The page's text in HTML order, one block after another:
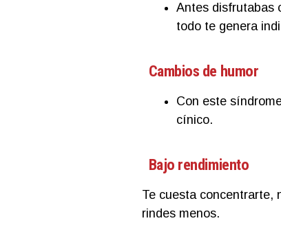
Antes disfrutabas
todo te genera
Cambios de humor
Con este
cínico.
Bajo rendimiento
Te cuesta concentrarte,
rindes menos.